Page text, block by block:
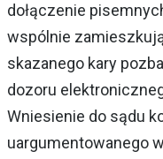
dołączenie
wspólnie
skazanego kary
dozoru
Wniesienie do sądu
uargumentowanego